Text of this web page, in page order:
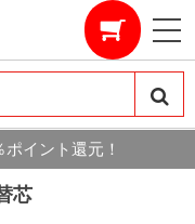
イント還元！
芯